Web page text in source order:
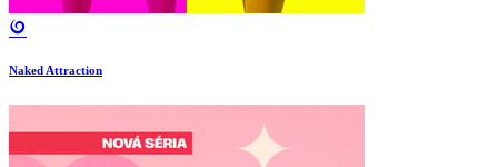
Naked Attraction